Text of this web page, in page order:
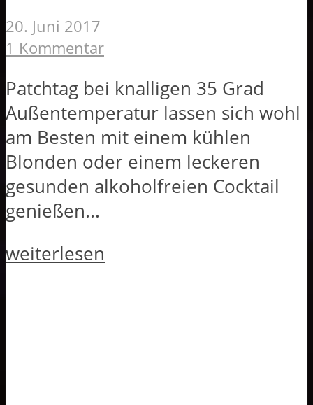
20. Juni 2017
1 Kommentar
Patchtag bei knalligen 35 Grad
Außentemperatur lassen sich wohl
am Besten mit einem kühlen
Blonden oder einem leckeren
gesunden alkoholfreien Cocktail
genießen...
weiterlesen